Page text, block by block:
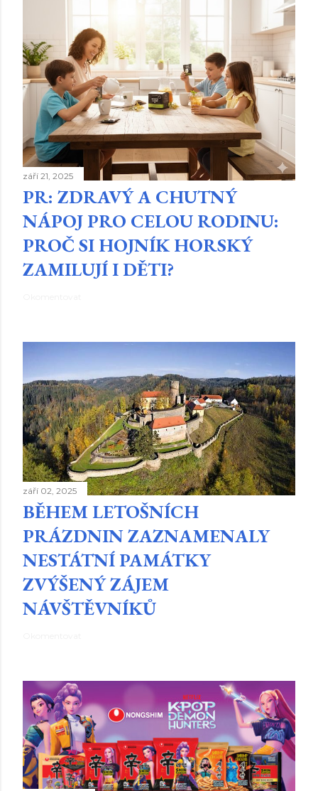
září 21, 2025
PR: ZDRAVÝ A CHUTNÝ
NÁPOJ PRO CELOU RODINU:
PROČ SI HOJNÍK HORSKÝ
ZAMILUJÍ I DĚTI?
září 02, 2025
BĚHEM LETOŠNÍCH
PRÁZDNIN ZAZNAMENALY
NESTÁTNÍ PAMÁTKY
ZVÝŠENÝ ZÁJEM
NÁVŠTĚVNÍKŮ